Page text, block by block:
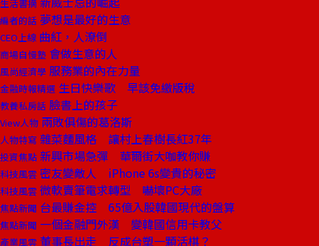
生活書摘
編者的話 夢想是最好的生意
CEO上線 曲紅，人潦倒
商場自慢塾 會做生意的人
風尚經濟學 服務業的內在力量
金融時報精選 生日快樂歌 早該免繳版稅
教養私房話 臉書上的孩子
View人物 兩敗俱傷的葛洛斯
人物特寫 雜菜麵風格 讓村上春樹長紅37年
投資焦點 新興市場急彈 華爾街大咖教你賺
科技風雲 密友變敵人 iPhone 6s變貴的秘密
科技風雲 微軟賣筆電求轉型 嚇壞PC大廠
焦點新聞 台最賺金控 65億入股韓國現代的盤算
焦點新聞 一個金融門外漢 變韓國信用卡教父
產業風雲 董事長出走 反成台塑一顆活棋？